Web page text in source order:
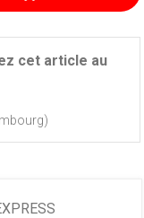
cet article au